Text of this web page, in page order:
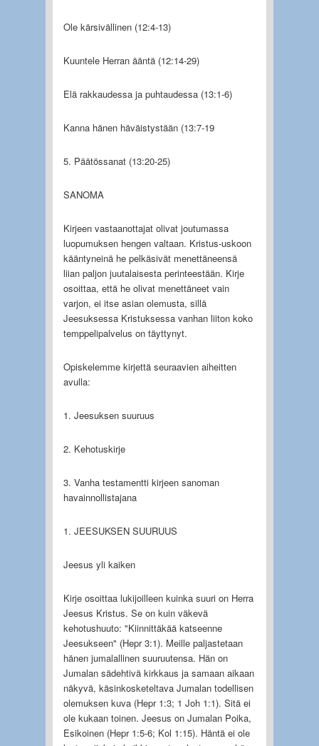
Ole kärsivällinen (12:4-13)
Kuuntele Herran ääntä (12:14-29)
Elä rakkaudessa ja puhtaudessa (13:1-6)
Kanna hänen häväistystään (13:7-19
5. Päätössanat (13:20-25)
SANOMA
Kirjeen vastaanottajat olivat joutumassa
luopumuksen hengen valtaan. Kristus-uskoon
kääntyneinä he pelkäsivät menettäneensä
liian paljon juutalaisesta perinteestään. Kirje
osoittaa, että he olivat menettäneet vain
varjon, ei itse asian olemusta, sillä
Jeesuksessa Kristuksessa vanhan liiton koko
temppelipalvelus on täyttynyt.
Opiskelemme kirjettä seuraavien aiheitten
avulla:
1. Jeesuksen suuruus
2. Kehotuskirje
3. Vanha testamentti kirjeen sanoman
havainnollistajana
1. JEESUKSEN SUURUUS
Jeesus yli kaiken
Kirje osoittaa lukijoilleen kuinka suuri on Herra
Jeesus Kristus. Se on kuin väkevä
kehotushuuto: "Kiinnittäkää katseenne
Jeesukseen" (Hepr 3:1). Meille paljastetaan
hänen jumalallinen suuruutensa. Hän on
Jumalan sädehtivä kirkkaus ja samaan aikaan
näkyvä, käsinkosketeltava Jumalan todellisen
olemuksen kuva (Hepr 1:3; 1 Joh 1:1). Sitä ei
ole kukaan toinen. Jeesus on Jumalan Poika,
Esikoinen (Hepr 1:5-6; Kol 1:15). Häntä ei ole